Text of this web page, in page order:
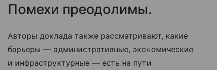
Помехи преодолимы.
Авторы доклада также рассматривают, какие
барьеры — административные, экономические
и инфраструктурные — есть на пути